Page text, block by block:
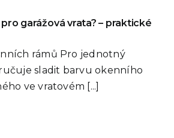
garážová vrata? – praktické
rámů Pro jednotný
sladit barvu okenního
ve vratovém [...]